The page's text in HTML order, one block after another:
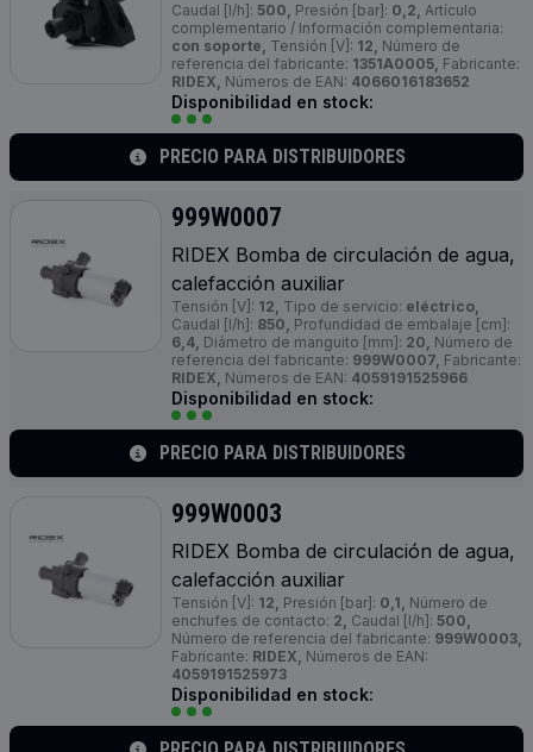
Caudal [l/h]: 500, Presión [bar]: 0,2, Artículo
complementario / Información complementaria:
con soporte, Tensión [V]: 12, Número de
referencia del fabricante: 1351A0005, Fabricante:
RIDEX, Números de EAN: 4066016183652
Disponibilidad en stock:
PRECIO PARA DISTRIBUIDORES
999W0007
RIDEX Bomba de circulación de agua,
calefacción auxiliar
Tensión [V]: 12, Tipo de servicio: eléctrico,
Caudal [l/h]: 850, Profundidad de embalaje [cm]:
6,4, Diámetro de manguito [mm]: 20, Número de
referencia del fabricante: 999W0007, Fabricante:
RIDEX, Números de EAN: 4059191525966
Disponibilidad en stock:
PRECIO PARA DISTRIBUIDORES
999W0003
RIDEX Bomba de circulación de agua,
calefacción auxiliar
Tensión [V]: 12, Presión [bar]: 0,1, Número de
enchufes de contacto: 2, Caudal [l/h]: 500,
Número de referencia del fabricante: 999W0003,
Fabricante: RIDEX, Números de EAN:
4059191525973
Disponibilidad en stock: